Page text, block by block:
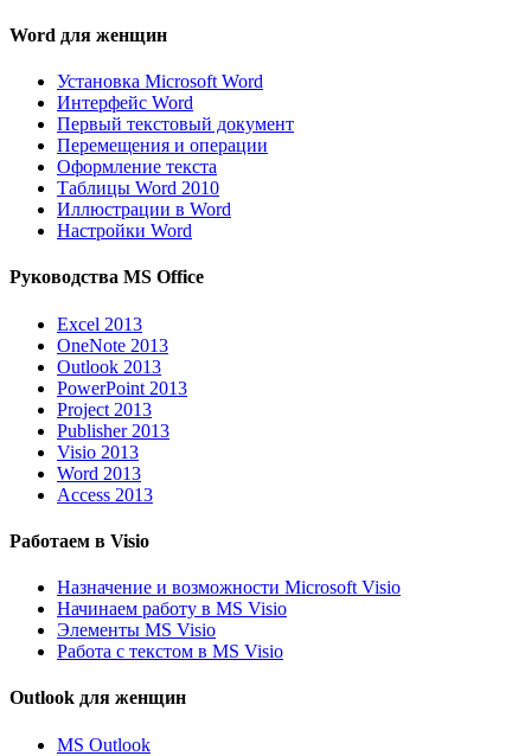
Word для женщин
Установка Microsoft Word
Интерфейс Word
Первый текстовый документ
Перемещения и операции
Оформление текста
Таблицы Word 2010
Иллюстрации в Word
Настройки Word
Руководства MS Office
Excel 2013
OneNote 2013
Outlook 2013
PowerPoint 2013
Project 2013
Publisher 2013
Visio 2013
Word 2013
Access 2013
Работаем в Visio
Назначение и возможности Microsoft Visio
Начинаем работу в MS Visio
Элементы MS Visio
Работа с текстом в MS Visio
Outlook для женщин
MS Outlook